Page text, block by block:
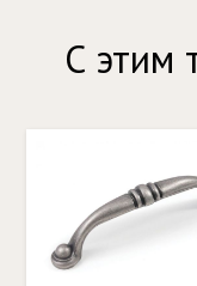
С этим